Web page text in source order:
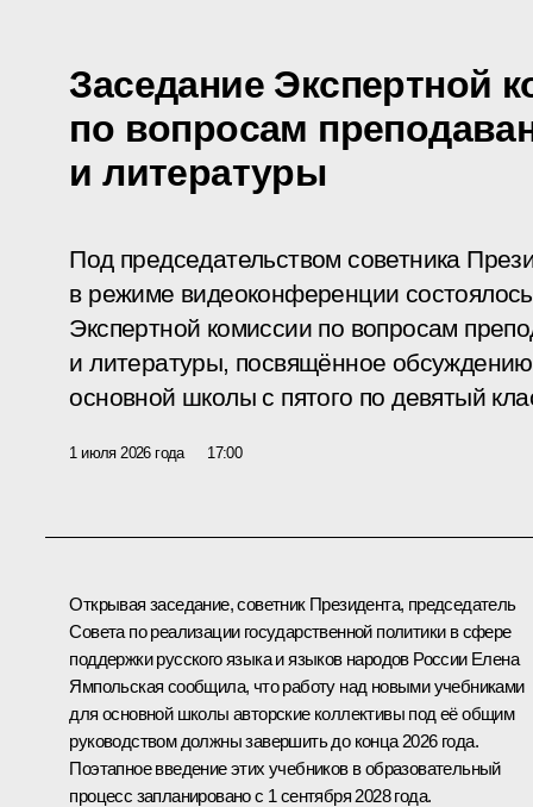
Заседание Экспертной
по вопросам
и литературы
Под председательством советника
в режиме видеоконференции
Экспертной комиссии по вопросам
и литературы, посвящённое
основной школы с пятого по девятый
1 июля 2026 года 17:00
Открывая заседание, советник Президента, председатель
Советапо реализации государственной политики в сфере
поддержки русского языка и языков народов России Елена
Ямпольская сообщила, что работу над новыми учебниками
для основной школы авторские коллективы под её общим
руководством должны завершить до конца 2026 года.
Поэтапное введение этих учебников в образовательный
процесс запланировано с 1 сентября 2028 года.